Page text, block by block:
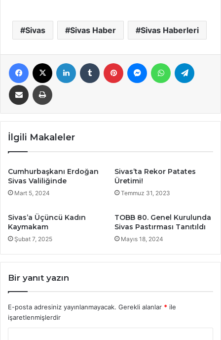
Sivas Sivas Haber Sivas Haberleri
Facebook LinkedIn Tumblr Pinterest MessengerWhatsApp
E-Posta ile paylaş Yazdır
İlgili Makaleler
Cumhurbaşkanı Erdoğan
Sivas Valiliğinde
Mart 5, 2024
Sivas’ta Rekor Patates
Üretimi!
Temmuz 31, 2023
Sivas’a Üçüncü Kadın
Kaymakam
Şubat 7, 2025
TOBB 80. Genel Kurulunda
Sivas Pastırması Tanıtıldı
Mayıs 18, 2024
Bir yanıt yazın
E-posta adresiniz yayınlanmayacak. Gerekli alanlar * ile
işaretlenmişlerdir